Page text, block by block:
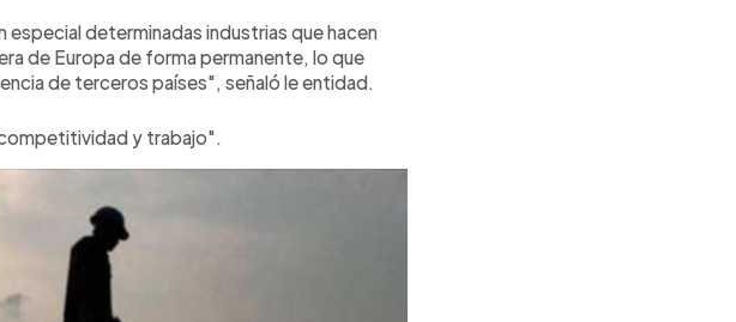
especial determinadas industrias que hacen
de Europa de forma permanente, lo que
de terceros países", señaló le entidad.
y trabajo".